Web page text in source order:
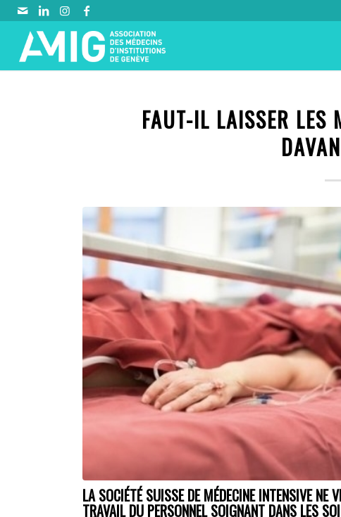
FAUT-IL LAISSER LES
LA SOCIÉTÉ SUISSE DE MÉDECINE INTENSIVE
TRAVAIL DU PERSONNEL SOIGNANT DANS LES